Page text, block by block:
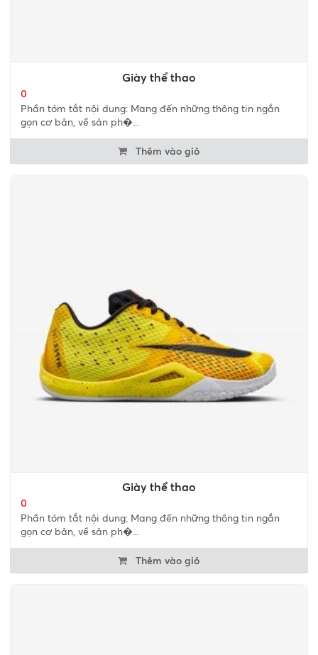
Giày thể thao
0
Phần tóm tắt nội dung: Mang đến những thông tin ngắn
gọn cơ bản, về sản ph�...
Thêm vào giỏ
Giày thể thao
0
Phần tóm tắt nội dung: Mang đến những thông tin ngắn
gọn cơ bản, về sản ph�...
Thêm vào giỏ